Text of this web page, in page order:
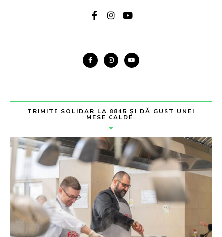
TRIMITE SOLIDAR LA 8845 ȘI DĂ GUST UNEI
MESE CALDE.